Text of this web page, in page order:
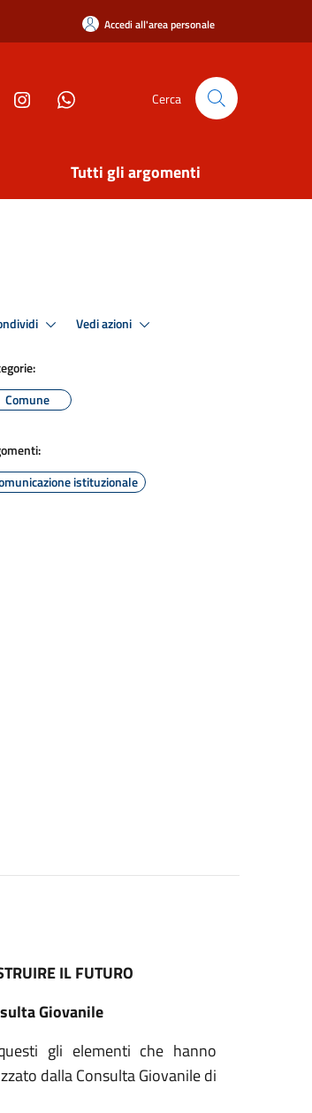
Accedi all'area personale
Cerca
Tutti gli argomenti
Vedi azioni
Comune
istituzionale
IL FUTURO
Giovanile
gli elementi che hanno
dalla Consulta Giovanile di